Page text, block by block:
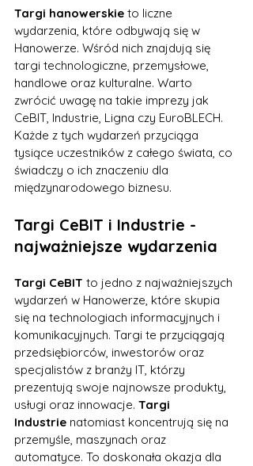
Targi hanowerskie to liczne
wydarzenia, które odbywają się w
Hanowerze. Wśród nich znajdują się
targi technologiczne, przemysłowe,
handlowe oraz kulturalne. Warto
zwrócić uwagę na takie imprezy jak
CeBIT, Industrie, Ligna czy EuroBLECH.
Każde z tych wydarzeń przyciąga
tysiące uczestników z całego świata, co
świadczy o ich znaczeniu dla
międzynarodowego biznesu.
Targi CeBIT i Industrie -
najważniejsze wydarzenia
Targi CeBIT to jedno z najważniejszych
wydarzeń w Hanowerze, które skupia
się na technologiach informacyjnych i
komunikacyjnych. Targi te przyciągają
przedsiębiorców, inwestorów oraz
specjalistów z branży IT, którzy
prezentują swoje najnowsze produkty,
usługi oraz innowacje. Targi
Industrie natomiast koncentrują się na
przemyśle, maszynach oraz
automatyce. To doskonała okazja dla